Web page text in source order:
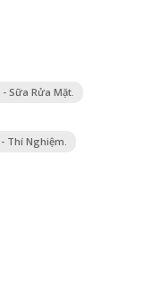
Sữa Rửa Mặt.
Thí Nghiệm.